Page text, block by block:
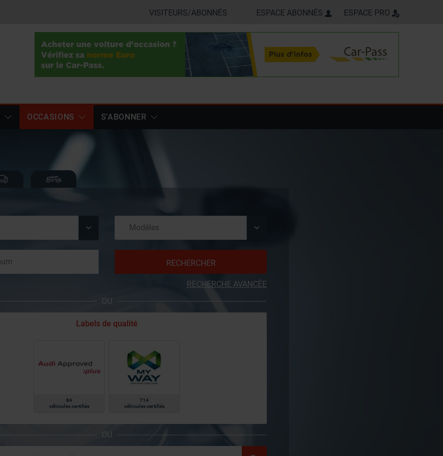
VISITEURS/ABONNÉS ESPACE ABONNÉS ESPACE PRO
OCCASIONS S'ABONNER
RECHERCHER
RECHERCHE AVANCÉE
OU
Labels de qualité
84
véhicules certifiés
714
véhicules certifiés
OU